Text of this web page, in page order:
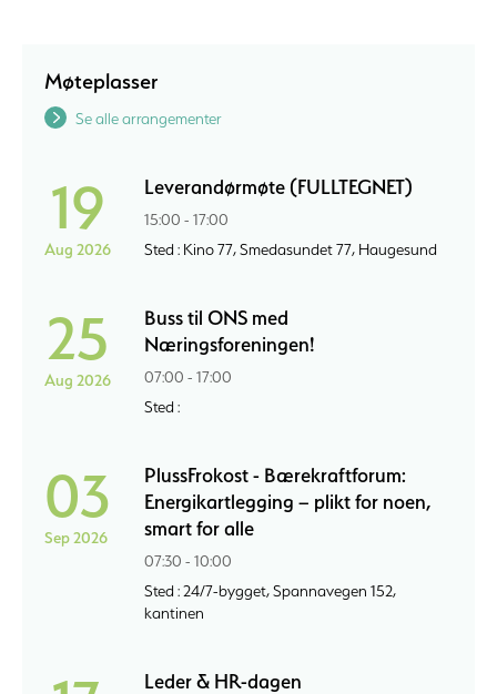
Møteplasser
Se alle arrangementer
19
Aug 2026
Leverandørmøte (FULLTEGNET)
15:00 - 17:00
Sted : Kino 77, Smedasundet 77, Haugesund
25
Aug 2026
Buss til ONS med
Næringsforeningen!
07:00 - 17:00
Sted :
03
Sep 2026
PlussFrokost - Bærekraftforum:
Energikartlegging – plikt for noen,
smart for alle
07:30 - 10:00
Sted : 24/7-bygget, Spannavegen 152,
kantinen
Leder & HR-dagen